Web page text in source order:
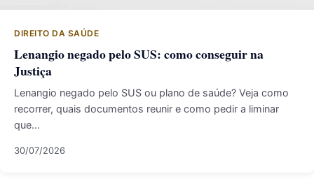
DIREITO DA SAÚDE
Lenangio negado pelo SUS: como conseguir na
Justiça
Lenangio negado pelo SUS ou plano de saúde? Veja como
recorrer, quais documentos reunir e como pedir a liminar
que…
30/07/2026